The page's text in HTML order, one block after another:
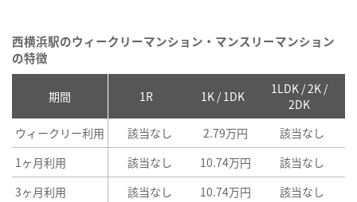
西横浜駅のウィークリーマンション・マンスリーマンション
の特徴
期間 1R 1K / 1DK
1LDK / 2K /
2DK
ウィークリー利用 該当なし 2.79万円 該当なし
1ヶ月利用
該当なし 10.74万円 該当なし
3ヶ月利用
該当なし 10.74万円 該当なし